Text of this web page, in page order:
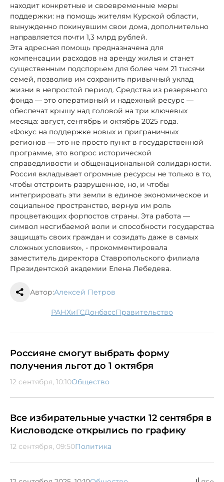
находит конкретные и своевременные меры
поддержки: на помощь жителям Курской области,
вынужденно покинувшим свои дома, дополнительно
направляется почти 1,3 млрд рублей.
Эта адресная помощь предназначена для
компенсации расходов на аренду жилья и станет
существенным подспорьем для более чем 21 тысячи
семей, позволив им сохранить привычный уклад
жизни в непростой период. Средства из резервного
фонда — это оперативный и надежный ресурс —
обеспечат крышу над головой на три ключевых
месяца: август, сентябрь и октябрь 2025 года.
«Фокус на поддержке новых и приграничных
регионов — это не просто пункт в государственной
программе, это вопрос исторической
справедливости и общенациональной солидарности.
Россия вкладывает огромные ресурсы не только в то,
чтобы отстроить разрушенное, но, и чтобы
интегрировать эти земли в единое экономическое и
социальное пространство, вернув им роль
процветающих форпостов страны. Эта работа —
символ несгибаемой воли и способности государства
защищать своих граждан и созидать даже в самых
сложных условиях», - прокомментировала
заместитель директора Ставропольского филиала
Президентской академии Елена Лебедева.
Автор:Алексей Петров
РАНХиГС Донбасс правительство
Россияне смогут выбрать форму
получения льгот до 1 октября
12 сентября, 10:10Общество
Все избирательные участки 12 сентября в
Кисловодске открылись по графику
12 сентября, 09:50Политика